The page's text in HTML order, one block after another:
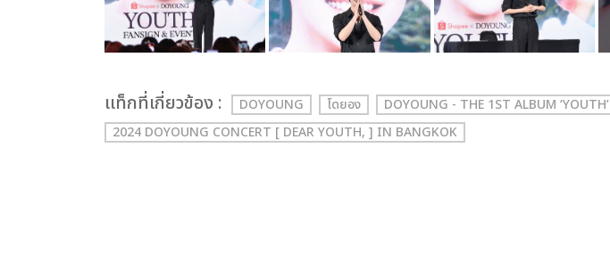
เเท็กที่เกี่ยวข้อง : DOYOUNG โดยอง
DOYOUNG - THE 1ST ALBUM ‘YOUTH’
2024 DOYOUNG CONCERT [ DEAR YOUTH, ] IN BANGKOK